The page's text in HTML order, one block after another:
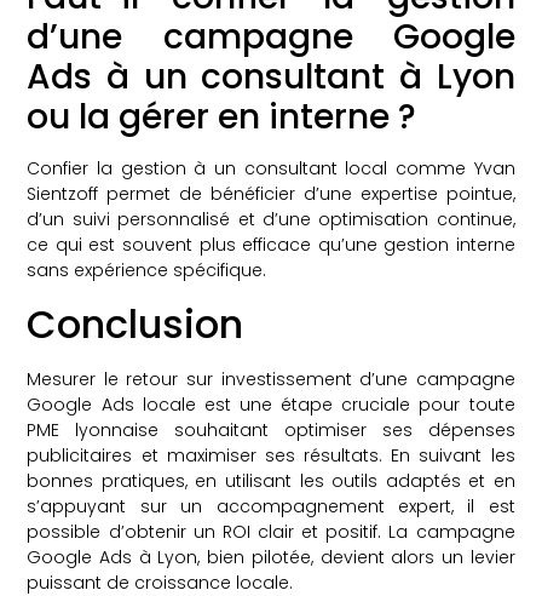
d’une campagne Google
Ads à un consultant à Lyon
ou la gérer en interne ?
Confier la gestion à un consultant local comme Yvan
Sientzoff permet de bénéficier d’une expertise pointue,
d’un suivi personnalisé et d’une optimisation continue,
ce qui est souvent plus efficace qu’une gestion interne
sans expérience spécifique.
Conclusion
Mesurer le retour sur investissement d’une campagne
Google Ads locale est une étape cruciale pour toute
PME lyonnaise souhaitant optimiser ses dépenses
publicitaires et maximiser ses résultats. En suivant les
bonnes pratiques, en utilisant les outils adaptés et en
s’appuyant sur un accompagnement expert, il est
possible d’obtenir un ROI clair et positif. La campagne
Google Ads à Lyon, bien pilotée, devient alors un levier
puissant de croissance locale.